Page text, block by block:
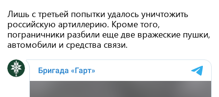
Лишь с третьей попытки удалось уничтожить
российскую артиллерию. Кроме того,
пограничники разбили еще две вражеские пушки,
автомобили и средства связи.